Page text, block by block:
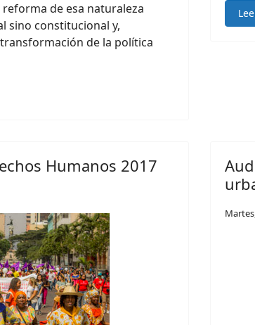
de esa naturaleza
sino constitucional y,
de la política
Humanos 2017